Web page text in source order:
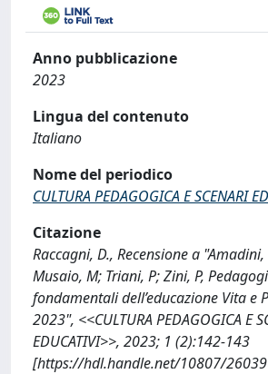
Anno pubblicazione
2023
Lingua del contenuto
Italiano
Nome del periodico
CULTURA PEDAGOGICA E SCENARI
Citazione
Raccagni, D., Recensione a
Musaio, M; Triani, P; Zini, P,
fondamentali dell’educazione Vita e
2023", <<CULTURA PEDAGOGICA E
EDUCATIVI>>, 2023; 1 (2):142-143
[https://hdl.handle.net/10807/